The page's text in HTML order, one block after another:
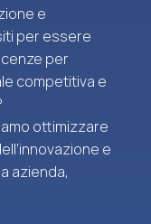
e
per essere
per
competitiva e
ottimizzare
e
azienda,